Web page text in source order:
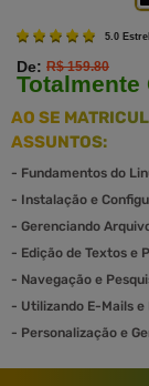
5.0
De: R$ 159.80
Totalmente
AO SE
ASSUNTOS:
- Fundamentos do
- Instalação e
- Gerenciando
- Edição de Textos e
- Navegação e
- Utilizando E-Mails
- Personalização e